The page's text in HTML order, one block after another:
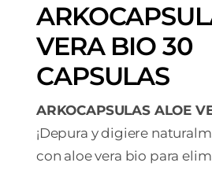
VERA BIO 30
CAPSULAS
ARKOCAPSULAS ALOE
¡Depura y digiere
con aloe vera bio para